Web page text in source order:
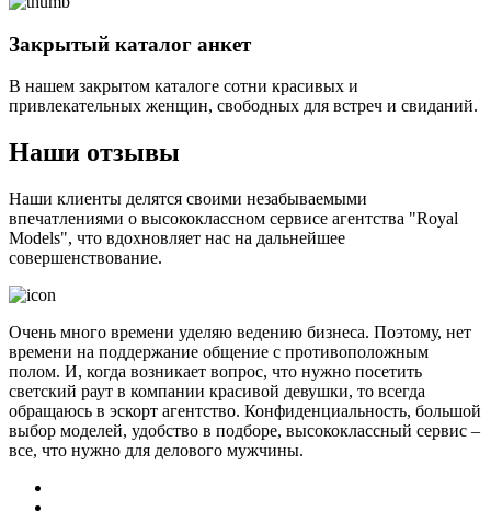
Закрытый каталог анкет
В нашем закрытом каталоге сотни красивых и
привлекательных женщин, свободных для встреч и свиданий.
Наши отзывы
Наши клиенты делятся своими незабываемыми
впечатлениями о высококлассном сервисе агентства "Royal
Models", что вдохновляет нас на дальнейшее
совершенствование.
Очень много времени уделяю ведению бизнеса. Поэтому, нет
времени на поддержание общение с противоположным
полом. И, когда возникает вопрос, что нужно посетить
светский раут в компании красивой девушки, то всегда
обращаюсь в эскорт агентство. Конфиденциальность, большой
выбор моделей, удобство в подборе, высококлассный сервис –
все, что нужно для делового мужчины.